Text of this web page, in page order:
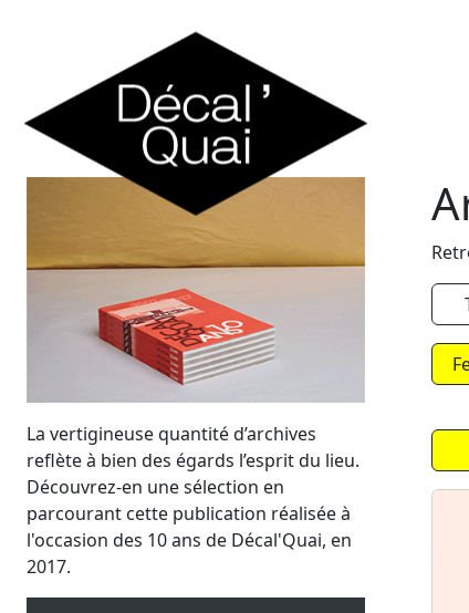
La vertigineuse quantité d’archives
reflète à bien des égards l’esprit du lieu.
Découvrez-en une sélection en
parcourant cette publication réalisée à
l'occasion des 10 ans de Décal'Quai, en
2017.